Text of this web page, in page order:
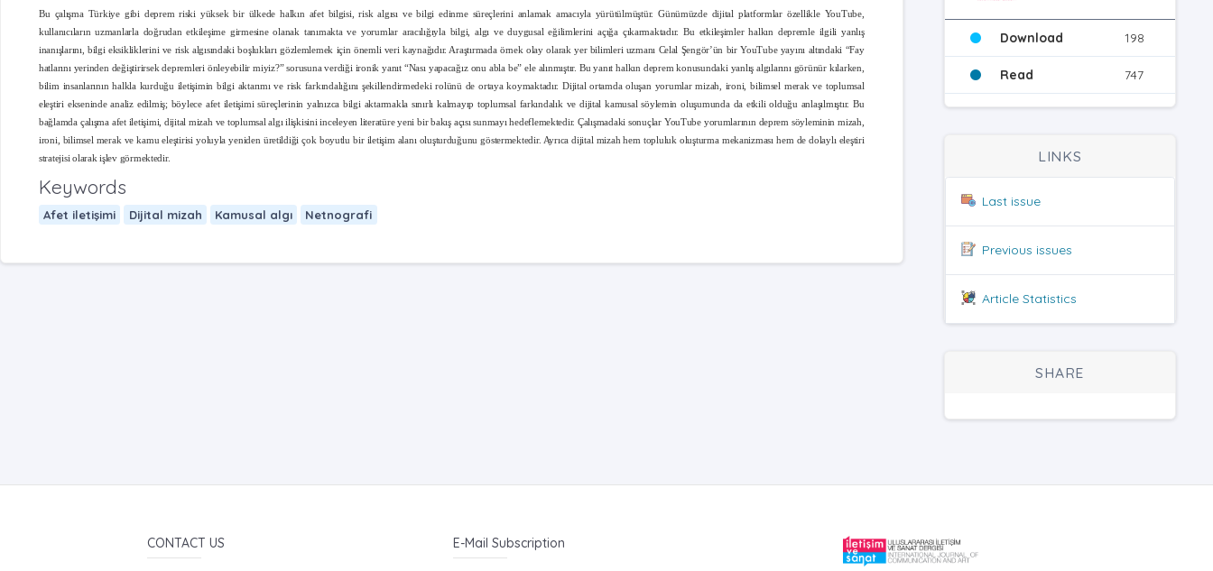
Bu çalışma Türkiye gibi deprem riski yüksek bir ülkede halkın afet bilgisi, risk algısı ve bilgi edinme süreçlerini anlamak amacıyla yürütülmüştür. Günümüzde dijital platformlar özellikle YouTube,
kullanıcıların uzmanlarla doğrudan etkileşime girmesine olanak tanımakta ve yorumlar aracılığıyla bilgi, algı ve duygusal eğilimlerini açığa çıkarmaktadır. Bu etkileşimler halkın depremle ilgili yanlış
inanışlarını, bilgi eksikliklerini ve risk algısındaki boşlukları gözlemlemek için önemli veri kaynağıdır. Araştırmada örnek olay olarak yer bilimleri uzmanı Celal Şengör’ün bir YouTube yayını altındaki “Fay
hatlarını yerinden değiştirirsek depremleri önleyebilir miyiz?” sorusuna verdiği ironik yanıt “Nası yapacağız onu abla be” ele alınmıştır. Bu yanıt halkın deprem konusundaki yanlış algılarını görünür kılarken,
bilim insanlarının halkla kurduğu iletişimin bilgi aktarımı ve risk farkındalığını şekillendirmedeki rolünü de ortaya koymaktadır. Dijital ortamda oluşan yorumlar mizah, ironi, bilimsel merak ve toplumsal
eleştiri ekseninde analiz edilmiş; böylece afet iletişimi süreçlerinin yalnızca bilgi aktarmakla sınırlı kalmayıp toplumsal farkındalık ve dijital kamusal söylemin oluşumunda da etkili olduğu anlaşılmıştır. Bu
bağlamda çalışma afet iletişimi, dijital mizah ve toplumsal algı ilişkisini inceleyen literatüre yeni bir bakış açısı sunmayı hedeflemektedir. Çalışmadaki sonuçlar YouTube yorumlarının deprem söyleminin mizah,
ironi, bilimsel merak ve kamu eleştirisi yoluyla yeniden üretildiği çok boyutlu bir iletişim alanı oluşturduğunu göstermektedir. Ayrıca dijital mizah hem topluluk oluşturma mekanizması hem de dolaylı eleştiri
stratejisi olarak işlev görmektedir.
Keywords
Afet iletişimi Dijital mizah Kamusal algı Netnografi
Download 198
Read 747
LINKS
Last issue
Previous issues
Article Statistics
SHARE
CONTACT US E-Mail Subscription